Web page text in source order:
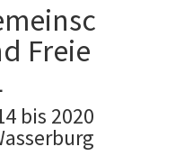
Freie
bis 2020